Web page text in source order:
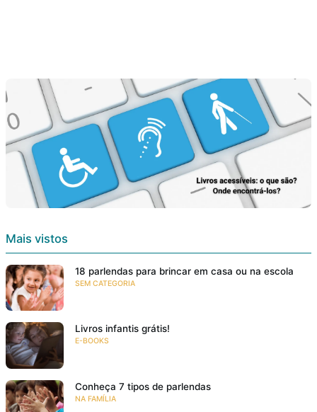
Mais vistos
18 parlendas para brincar em casa ou na escola
SEM CATEGORIA
Livros infantis grátis!
E-BOOKS
Conheça 7 tipos de parlendas
NA FAMÍLIA